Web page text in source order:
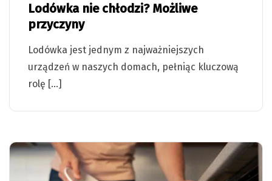
Lodówka nie chłodzi? Możliwe
przyczyny
Lodówka jest jednym z najważniejszych
urządzeń w naszych domach, pełniąc kluczową
rolę […]